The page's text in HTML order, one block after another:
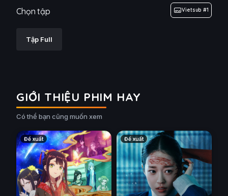
Chọn tập Vietsub #1
Tập Full
GIỚI THIỆU PHIM HAY
Có thể bạn cũng muốn xem
Đề xuất Đề xuất